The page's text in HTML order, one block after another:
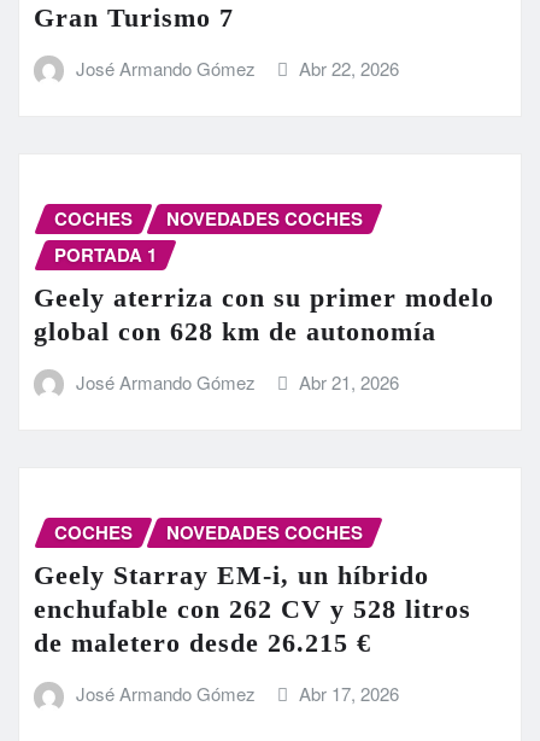
Gran Turismo 7
José Armando Gómez Abr 22, 2026
COCHES
NOVEDADES COCHES
PORTADA 1
Geely aterriza con su primer modelo
global con 628 km de autonomía
José Armando Gómez Abr 21, 2026
COCHES NOVEDADES COCHES
Geely Starray EM-i, un híbrido
enchufable con 262 CV y 528 litros
de maletero desde 26.215 €
José Armando Gómez Abr 17, 2026